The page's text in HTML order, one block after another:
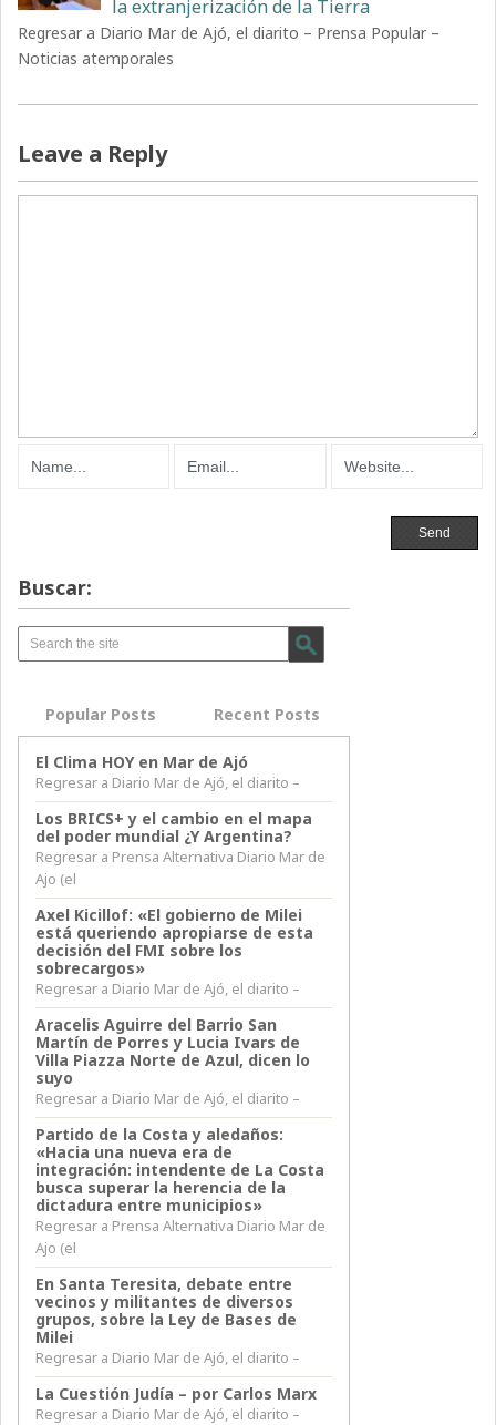
la extranjerización de la Tierra
Regresar a Diario Mar de Ajó, el diarito – Prensa Popular –
Noticias atemporales
Leave a Reply
Buscar:
Popular Posts Recent Posts
El Clima HOY en Mar de Ajó
Regresar a Diario Mar de Ajó, el diarito –
Los BRICS+ y el cambio en el mapa
del poder mundial ¿Y Argentina?
Regresar a Prensa Alternativa Diario Mar de
Ajo (el
Axel Kicillof: «El gobierno de Milei
está queriendo apropiarse de esta
decisión del FMI sobre los
sobrecargos»
Regresar a Diario Mar de Ajó, el diarito –
Aracelis Aguirre del Barrio San
Martín de Porres y Lucia Ivars de
Villa Piazza Norte de Azul, dicen lo
suyo
Regresar a Diario Mar de Ajó, el diarito –
Partido de la Costa y aledaños:
«Hacia una nueva era de
integración: intendente de La Costa
busca superar la herencia de la
dictadura entre municipios»
Regresar a Prensa Alternativa Diario Mar de
Ajo (el
En Santa Teresita, debate entre
vecinos y militantes de diversos
grupos, sobre la Ley de Bases de
Milei
Regresar a Diario Mar de Ajó, el diarito –
La Cuestión Judía – por Carlos Marx
Regresar a Diario Mar de Ajó, el diarito –